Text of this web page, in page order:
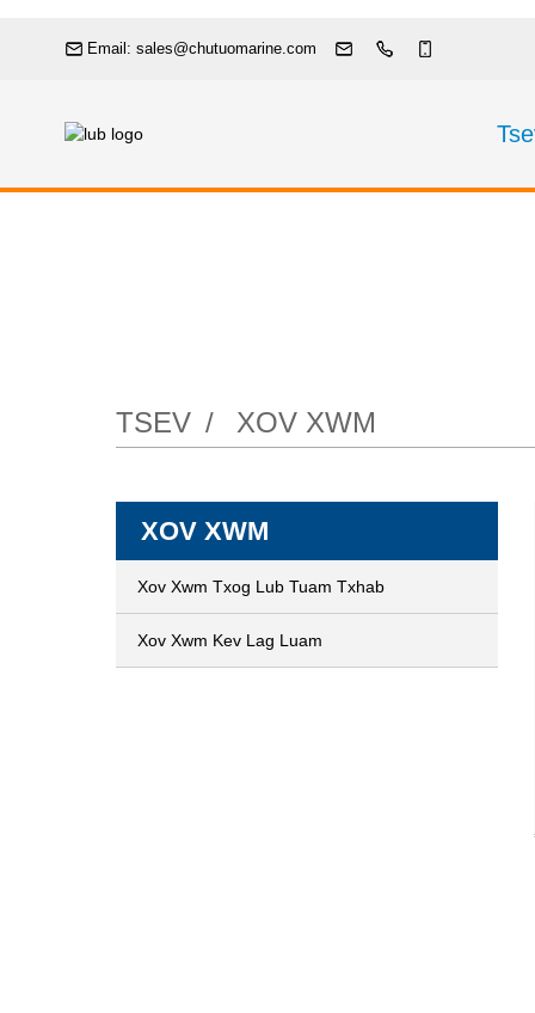
Email: sales@chutuomarine.com
TSEV XOV XWM
XOV XWM
Xov Xwm Txog Lub Tuam Txhab
Xov Xwm Kev Lag Luam